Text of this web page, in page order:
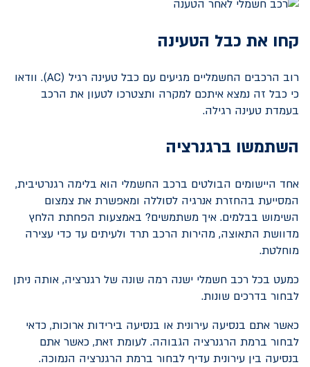
קחו את כבל הטעינה
רוב הרכבים החשמליים מגיעים עם כבל טעינה רגיל (AC). וודאו
כי כבל זה נמצא איתכם למקרה ותצטרכו לטעון את הרכב
בעמדת טעינה רגילה.
השתמשו ברגנרציה
אחד היישומים הבולטים ברכב החשמלי הוא בלימה רגנרטיבית,
המסייעת בהחזרת אנרגיה לסוללה ומאפשרת את צמצום
השימוש בבלמים. איך משתמשים? באמצעות הפחתת הלחץ
מדוושת התאוצה, מהירות הרכב תרד ולעיתים עד כדי עצירה
מוחלטת.
כמעט בכל רכב חשמלי ישנה רמה שונה של רגנרציה, אותה ניתן
לבחור בדרכים שונות.
כאשר אתם בנסיעה עירונית או בנסיעה בירידות ארוכות, כדאי
לבחור ברמת הרגנרציה הגבוהה. לעומת זאת, כאשר אתם
בנסיעה בין עירונית עדיף לבחור ברמת הרגנרציה הנמוכה.